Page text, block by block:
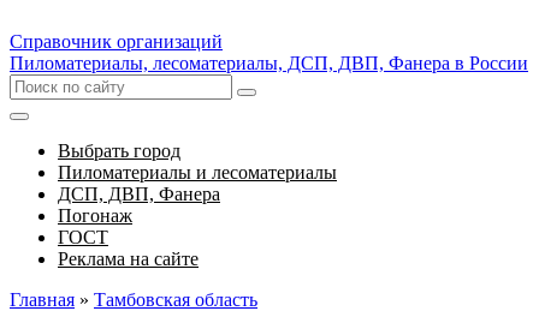
Справочник организаций
Пиломатериалы, лесоматериалы, ДСП, ДВП, Фанера в России
Выбрать город
Пиломатериалы и лесоматериалы
ДСП, ДВП, Фанера
Погонаж
ГОСТ
Реклама на сайте
Главная » Тамбовская область